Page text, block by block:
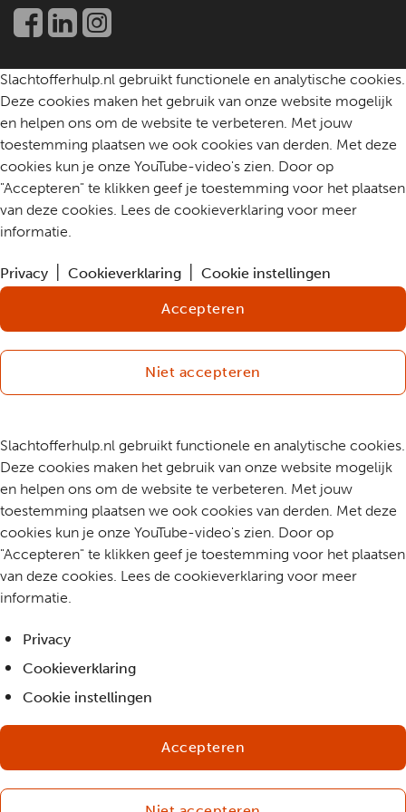
Een slachtoffer helpen
Community
Slachtofferhulp.nl gebruikt functionele en analytische cookies.
Deze cookies maken het gebruik van onze website mogelijk
en helpen ons om de website te verbeteren. Met jouw
toestemming plaatsen we ook cookies van derden. Met deze
cookies kun je onze YouTube-video's zien. Door op
"Accepteren" te klikken geef je toestemming voor het plaatsen
van deze cookies. Lees de cookieverklaring voor meer
informatie.
Privacy Cookieverklaring Cookie instellingen
Accepteren
Niet accepteren
Slachtofferhulp.nl gebruikt functionele en analytische cookies.
Deze cookies maken het gebruik van onze website mogelijk
en helpen ons om de website te verbeteren. Met jouw
toestemming plaatsen we ook cookies van derden. Met deze
cookies kun je onze YouTube-video's zien. Door op
"Accepteren" te klikken geef je toestemming voor het plaatsen
van deze cookies. Lees de cookieverklaring voor meer
informatie.
Privacy
Cookieverklaring
Cookie instellingen
Accepteren